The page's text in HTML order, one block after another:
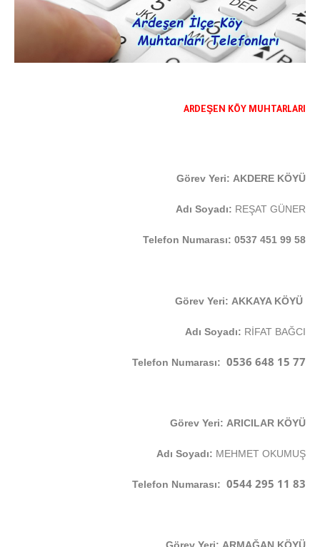
ARDEŞEN KÖY MUHTARLARI
Görev Yeri: AKDERE KÖYÜ
Adı Soyadı: REŞAT GÜNER
Telefon Numarası: 0537 451 99 58
Görev Yeri: AKKAYA KÖYÜ
Adı Soyadı: RİFAT BAĞCI
Telefon Numarası: 0536 648 15 77
Görev Yeri: ARICILAR KÖYÜ
Adı Soyadı: MEHMET OKUMUŞ
Telefon Numarası: 0544 295 11 83